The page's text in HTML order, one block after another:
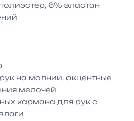
6% эластан
на молнии, акцентные
мелочей
кармана для рук с